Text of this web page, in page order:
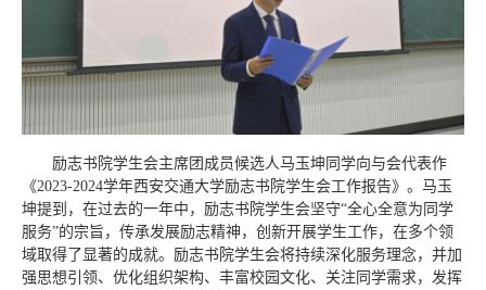
励志书院学生会主席团成员候选人马玉坤同学向与会代表作
《2023-2024学年西安交通大学励志书院学生会工作报告》。马玉
坤提到，在过去的一年中，励志书院学生会坚守“全心全意为同学
服务”的宗旨，传承发展励志精神，创新开展学生工作，在多个领
域取得了显著的成就。励志书院学生会将持续深化服务理念，并加
强思想引领、优化组织架构、丰富校园文化、关注同学需求，发挥